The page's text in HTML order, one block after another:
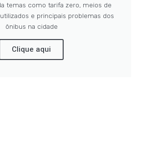
temas como tarifa zero, meios de
e principais problemas dos
ônibus na cidade
Clique aqui